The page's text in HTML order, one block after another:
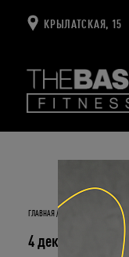
КРЫЛАТСКАЯ, 15
ГЛАВНАЯ НОВОСТИ И СОБЫТИЯ
4 декабря 2020